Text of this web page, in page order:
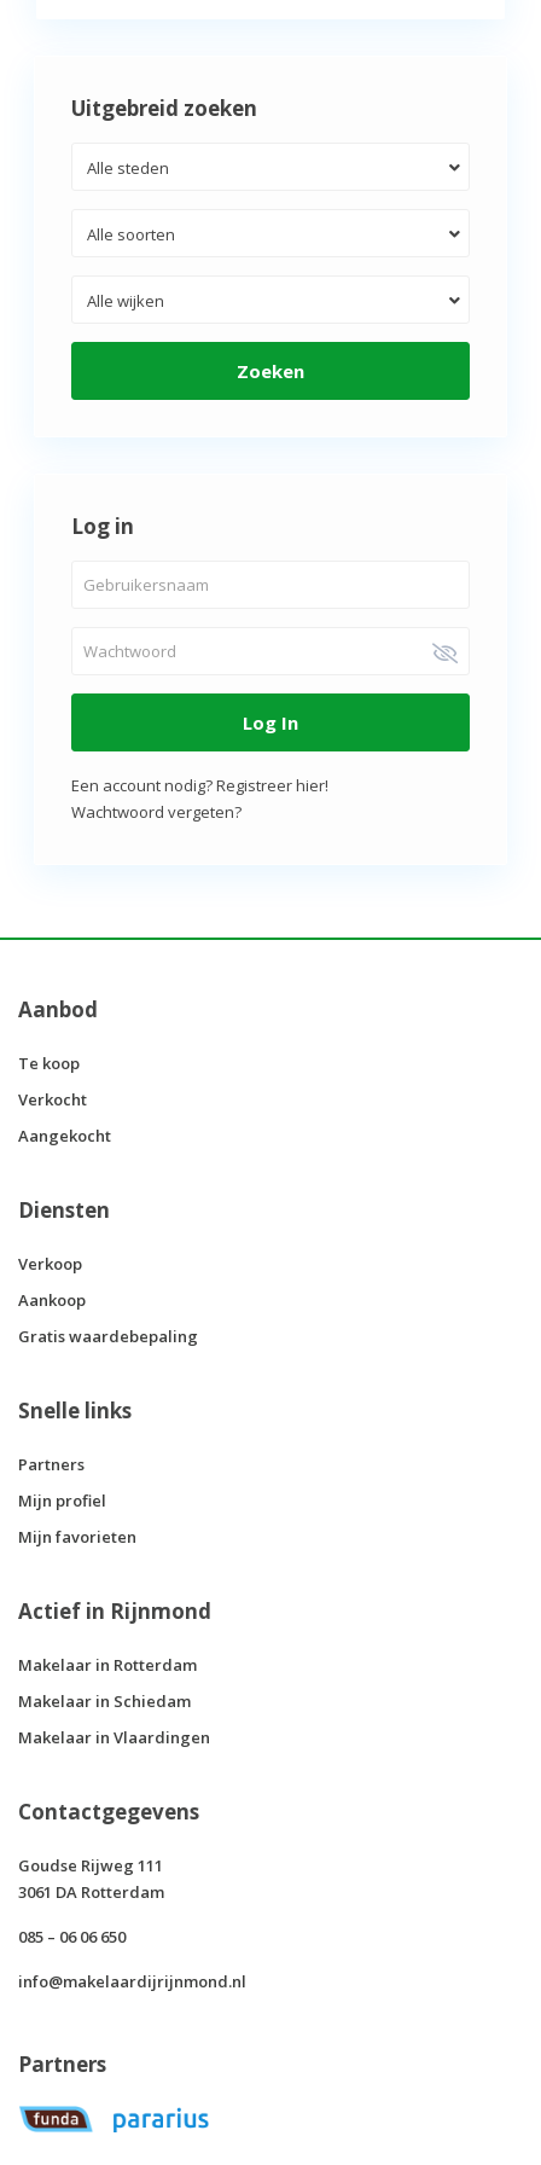
Uitgebreid zoeken
Alle steden
Alle soorten
Alle wijken
Zoeken
Log in
Log In
Een account nodig? Registreer hier!
Wachtwoord vergeten?
Aanbod
Te koop
Verkocht
Aangekocht
Diensten
Verkoop
Aankoop
Gratis waardebepaling
Snelle links
Partners
Mijn profiel
Mijn favorieten
Actief in Rijnmond
Makelaar in Rotterdam
Makelaar in Schiedam
Makelaar in Vlaardingen
Contactgegevens
Goudse Rijweg 111
3061 DA Rotterdam
085 – 06 06 650
info@makelaardijrijnmond.nl
Partners